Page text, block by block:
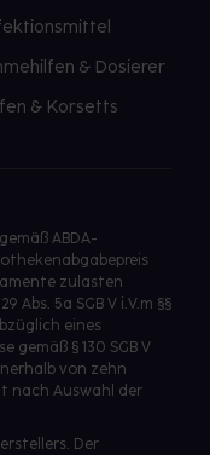
& Dosierer
& Korsetts
ABDA-
zulasten
Abs. 5a SGB V i.V.m §§
eines
gemäß § 130 SGB V
von zehn
nach Auswahl der
Der